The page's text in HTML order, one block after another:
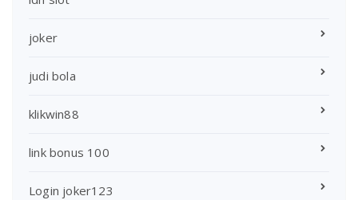
joker
judi bola
klikwin88
link bonus 100
Login joker123